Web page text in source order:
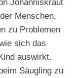
Menschen,
zu Problemen
sich das
auswirkt.
Säugling zu